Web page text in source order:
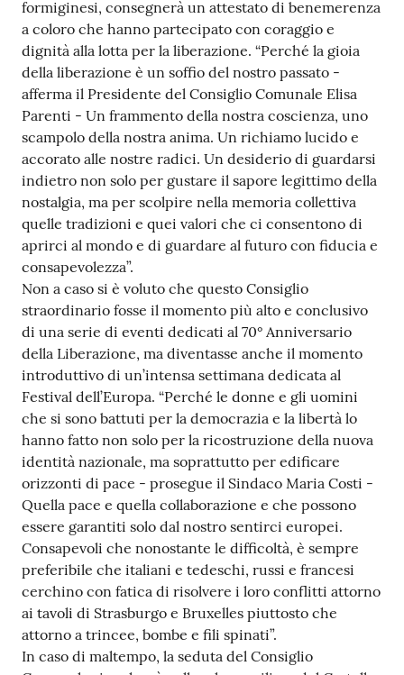
formiginesi, consegnerà un attestato di benemerenza
a coloro che hanno partecipato con coraggio e
dignità alla lotta per la liberazione. “Perché la gioia
della liberazione è un soffio del nostro passato -
afferma il Presidente del Consiglio Comunale Elisa
Parenti - Un frammento della nostra coscienza, uno
scampolo della nostra anima. Un richiamo lucido e
accorato alle nostre radici. Un desiderio di guardarsi
indietro non solo per gustare il sapore legittimo della
nostalgia, ma per scolpire nella memoria collettiva
quelle tradizioni e quei valori che ci consentono di
aprirci al mondo e di guardare al futuro con fiducia e
consapevolezza”.
Non a caso si è voluto che questo Consiglio
straordinario fosse il momento più alto e conclusivo
di una serie di eventi dedicati al 70° Anniversario
della Liberazione, ma diventasse anche il momento
introduttivo di un’intensa settimana dedicata al
Festival dell’Europa. “Perché le donne e gli uomini
che si sono battuti per la democrazia e la libertà lo
hanno fatto non solo per la ricostruzione della nuova
identità nazionale, ma soprattutto per edificare
orizzonti di pace - prosegue il Sindaco Maria Costi -
Quella pace e quella collaborazione e che possono
essere garantiti solo dal nostro sentirci europei.
Consapevoli che nonostante le difficoltà, è sempre
preferibile che italiani e tedeschi, russi e francesi
cerchino con fatica di risolvere i loro conflitti attorno
ai tavoli di Strasburgo e Bruxelles piuttosto che
attorno a trincee, bombe e fili spinati”.
In caso di maltempo, la seduta del Consiglio